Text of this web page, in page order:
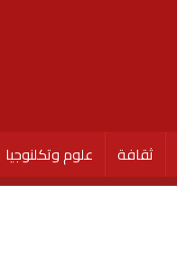
ثقافة علوم وتكلنوجيا